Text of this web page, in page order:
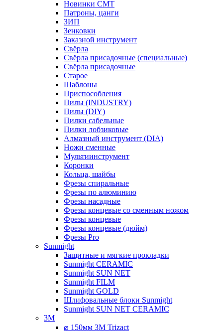
Новинки CMT
Патроны, цанги
ЗИП
Зенковки
Заказной инструмент
Свёрла
Свёрла присадочные (специальные)
Свёрла присадочные
Старое
Шаблоны
Приспособления
Пилы (INDUSTRY)
Пилы (DIY)
Пилки сабельные
Пилки лобзиковые
Алмазный инструмент (DIA)
Ножи сменные
Мультиинструмент
Коронки
Кольца, шайбы
Фрезы спиральные
Фрезы по алюминию
Фрезы насадные
Фрезы концевые со сменным ножом
Фрезы концевые
Фрезы концевые (дюйм)
Фрезы Pro
Sunmight
Защитные и мягкие прокладки
Sunmight CERAMIC
Sunmight SUN NET
Sunmight FILM
Sunmight GOLD
Шлифовальные блоки Sunmight
Sunmight SUN NET CERAMIC
3M
⌀ 150мм 3M Trizact